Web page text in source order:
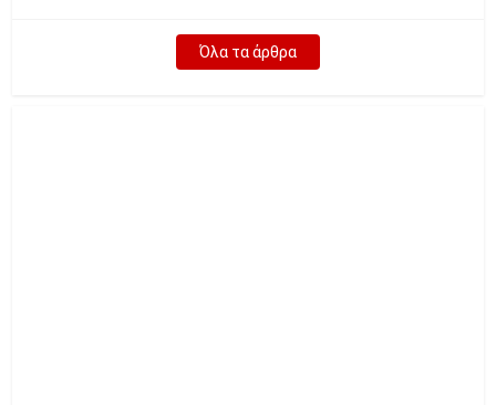
Όλα τα άρθρα